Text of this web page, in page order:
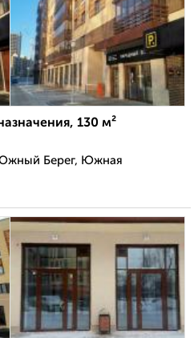
130 м²
Берег, Южная